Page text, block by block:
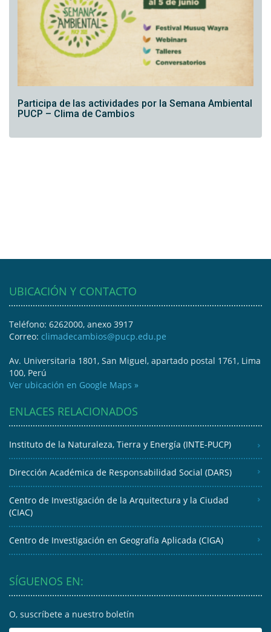
Participa de las actividades por la Semana Ambiental
PUCP – Clima de Cambios
UBICACIÓN Y CONTACTO
Teléfono: 6262000, anexo 3917
Correo: climadecambios@pucp.edu.pe
Av. Universitaria 1801, San Miguel, apartado postal 1761, Lima
100, Perú
Ver ubicación en Google Maps »
ENLACES RELACIONADOS
Instituto de la Naturaleza, Tierra y Energía (INTE-PUCP)
Dirección Académica de Responsabilidad Social (DARS)
Centro de Investigación de la Arquitectura y la Ciudad
(CIAC)
Centro de Investigación en Geografía Aplicada (CIGA)
SÍGUENOS EN:
O, suscríbete a nuestro boletín